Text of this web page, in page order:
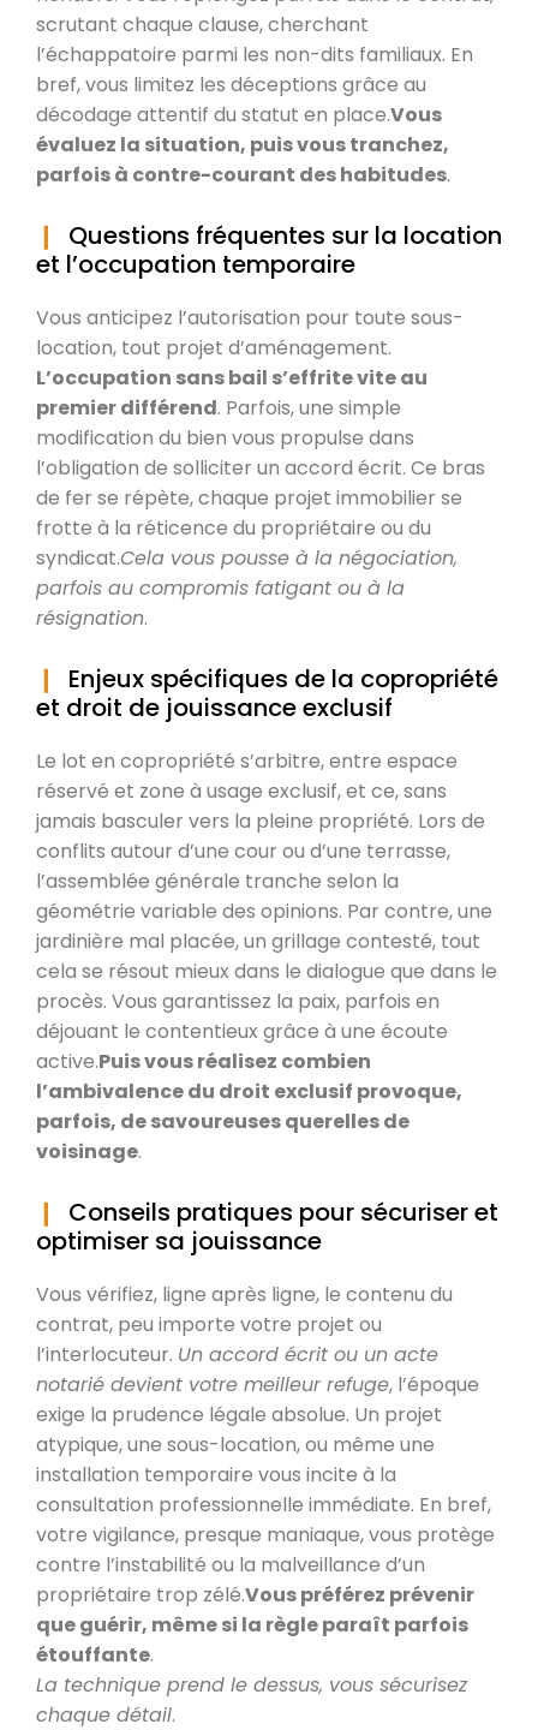
scrutant chaque clause, cherchant
l’échappatoire parmi les non-dits familiaux. En
bref, vous limitez les déceptions grâce au
décodage attentif du statut en place.Vous
évaluez la situation, puis vous tranchez,
parfois à contre-courant des habitudes.
Questions fréquentes sur la location
et l’occupation temporaire
Vous anticipez l’autorisation pour toute sous-
location, tout projet d’aménagement.
L’occupation sans bail s’effrite vite au
premier différend. Parfois, une simple
modification du bien vous propulse dans
l’obligation de solliciter un accord écrit. Ce bras
de fer se répète, chaque projet immobilier se
frotte à la réticence du propriétaire ou du
syndicat.Cela vous pousse à la négociation,
parfois au compromis fatigant ou à la
résignation.
Enjeux spécifiques de la copropriété
et droit de jouissance exclusif
Le lot en copropriété s’arbitre, entre espace
réservé et zone à usage exclusif, et ce, sans
jamais basculer vers la pleine propriété. Lors de
conflits autour d’une cour ou d’une terrasse,
l’assemblée générale tranche selon la
géométrie variable des opinions. Par contre, une
jardinière mal placée, un grillage contesté, tout
cela se résout mieux dans le dialogue que dans le
procès. Vous garantissez la paix, parfois en
déjouant le contentieux grâce à une écoute
active.Puis vous réalisez combien
l’ambivalence du droit exclusif provoque,
parfois, de savoureuses querelles de
voisinage.
Conseils pratiques pour sécuriser et
optimiser sa jouissance
Vous vérifiez, ligne après ligne, le contenu du
contrat, peu importe votre projet ou
l’interlocuteur. Un accord écrit ou un acte
notarié devient votre meilleur refuge, l’époque
exige la prudence légale absolue. Un projet
atypique, une sous-location, ou même une
installation temporaire vous incite à la
consultation professionnelle immédiate. En bref,
votre vigilance, presque maniaque, vous protège
contre l’instabilité ou la malveillance d’un
propriétaire trop zélé.Vous préférez prévenir
que guérir, même si la règle paraît parfois
étouffante.
La technique prend le dessus, vous sécurisez
chaque détail.